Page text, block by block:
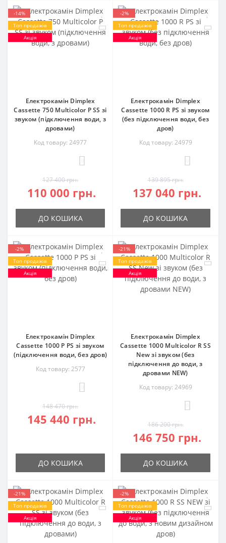
-14%
Топ продажів
Акція
Електрокамін Dimplex
Cassette 750 Multicolor P SS зі
звуком (підключення води, з
дровами)
Код товару: 24977
127 400 грн.
110 000 грн.
ДО КОШИКА
-2%
Топ продажів
Акція
Електрокамін Dimplex
Cassette 1000 R PS зі звуком
(без підключення води, без
дров)
Код товару: 24979
139 895 грн.
137 040 грн.
ДО КОШИКА
-2%
Топ продажів
Акція
Електрокамін Dimplex
Cassette 1000 P PS зі звуком
(підключення води, без дров)
Код товару: 2577
148 470 грн.
145 440 грн.
ДО КОШИКА
-21%
Топ продажів
Акція
Електрокамін Dimplex
Cassette 1000 Multicolor R SS
New зі звуком (без
підключення до води, з
дровами NEW)
Код товару: 24969
186 200 грн.
146 750 грн.
ДО КОШИКА
-21%
Топ продажів
Акція
-2%
Топ продажів
Акція